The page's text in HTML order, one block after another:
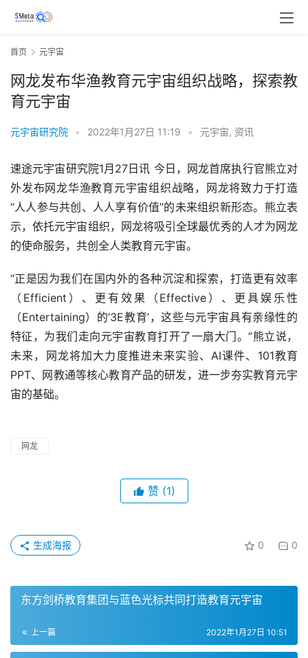
首页 元宇宙
网龙发布华渔教育元宇宙组织战略，探索教
育元宇宙
元宇宙研究院 • 2022年1月27日 11:19 • 元宇宙, 资讯
速途元宇宙研究院1月27日讯 今日，网龙首席执行官熊立对
外发布网龙华渔教育元宇宙组织战略，网龙将致力于打造
“人人参与共创、人人享有价值”的未来组织新形态。熊立表
示，依托元宇宙组织，网龙将吸引全球最优秀的人才为网龙
的使命服务，共创全人类教育元宇宙。
“正是因为我们在国内外的各种沉淀和探索，打造更有效率
（Efficient）、更有效果（Effective）、更具娱乐性
（Entertaining）的‘3E教育’，这些与元宇宙具有亲缘性的
特征，为我们走向元宇宙教育打开了一扇大门。”熊立说，
未来，网龙将加大力度推进未来实验、AI课件、101教育
PPT、网教通等核心教育产品的研发，进一步夯实教育元宇
宙的基础。
网龙
赞 (1)
0 0
生成海报
东方剑桥教育集团与蓝色光标共同打造教育元宇宙
上一篇 2022年1月27日 10:51